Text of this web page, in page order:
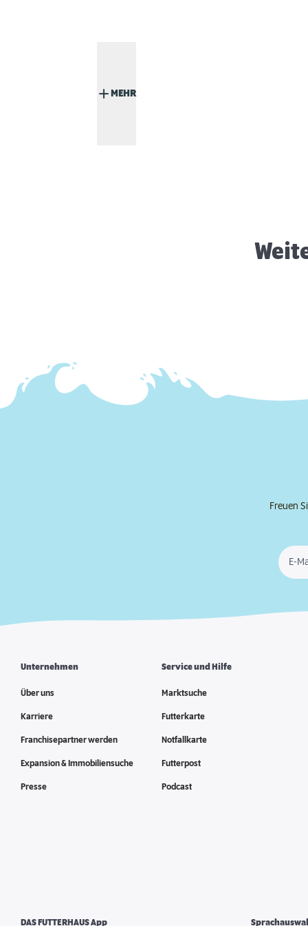
MEHR
Freuen
E-
Unternehmen
Über uns
Karriere
Franchisepartner werden
Expansion & Immobiliensuche
Presse
Service und Hilfe
Marktsuche
Futterkarte
Notfallkarte
Futterpost
Podcast
DAS FUTTERHAUS App